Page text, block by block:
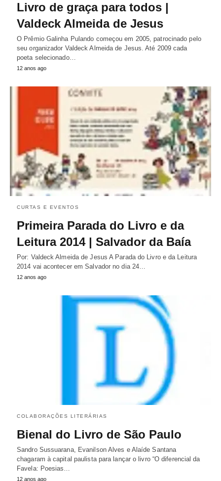
Livro de graça para todos |
Valdeck Almeida de Jesus
O Prêmio Galinha Pulando começou em 2005, patrocinado pelo
seu organizador Valdeck Almeida de Jesus. Até 2009 cada
poeta selecionado…
12 anos ago
CURTAS E EVENTOS
Primeira Parada do Livro e da
Leitura 2014 | Salvador da Baía
Por: Valdeck Almeida de Jesus A Parada do Livro e da Leitura
2014 vai acontecer em Salvador no dia 24…
12 anos ago
COLABORAÇÕES LITERÁRIAS
Bienal do Livro de São Paulo
Sandro Sussuarana, Evanilson Alves e Alaíde Santana
chagaram à capital paulista para lançar o livro “O diferencial da
Favela: Poesias…
12 anos ago